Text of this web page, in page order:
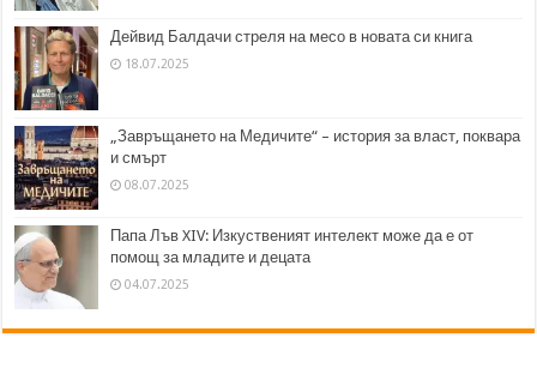
Дейвид Балдачи стреля на месо в новата си книга
18.07.2025
„Завръщането на Медичите“ – история за власт, поквара
и смърт
08.07.2025
Папа Лъв XIV: Изкуственият интелект може да е от
помощ за младите и децата
04.07.2025